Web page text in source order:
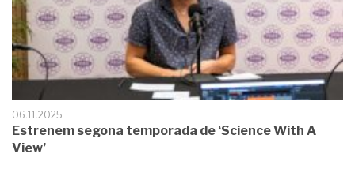
06.11.2025
Estrenem segona temporada de ‘Science With A
View’